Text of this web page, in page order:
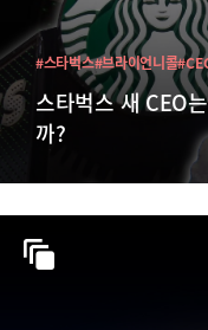
스타벅스 새 CEO
까?
#스타벅스#브라이언니콜